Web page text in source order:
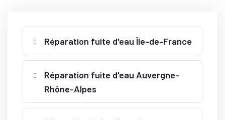
Réparation fuite d'eau Île-de-France
Réparation fuite d'eau Auvergne-
Rhône-Alpes